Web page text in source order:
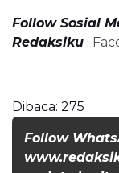
Follow Sosial
Redaksiku :
Dibaca: 275
Follow